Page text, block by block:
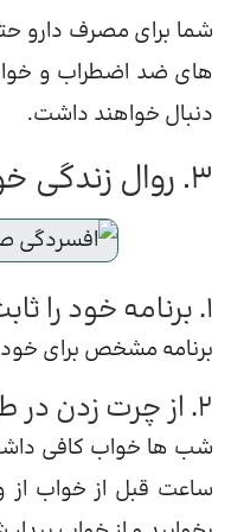
شما برای مصرف دارو
های ضد اضطراب و خواب
دنبال خواهند داشت.
3. روال زندگی خود را کمی تغییر دهید
1. برنامه خود را ثابت نگه دارید
برنامه مشخص برای
2. از چرت زدن در طول روز خودداری کنید
شب ها خواب کافی
ساعت قبل از خواب